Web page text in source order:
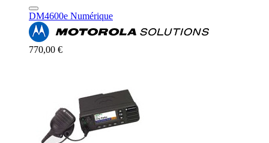
DM4600e Numérique
770,00 €